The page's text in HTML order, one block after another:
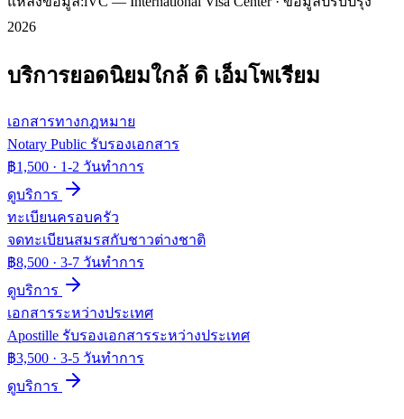
2026
บริการยอดนิยมใกล้ ดิ เอ็มโพเรียม
เอกสารทางกฎหมาย
Notary Public รับรองเอกสาร
฿1,500 · 1-2 วันทำการ
ดูบริการ
ทะเบียนครอบครัว
จดทะเบียนสมรสกับชาวต่างชาติ
฿8,500 · 3-7 วันทำการ
ดูบริการ
เอกสารระหว่างประเทศ
Apostille รับรองเอกสารระหว่างประเทศ
฿3,500 · 3-5 วันทำการ
ดูบริการ